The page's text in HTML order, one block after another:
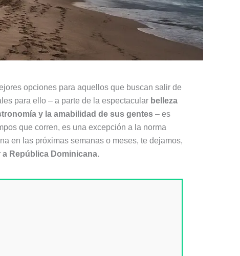
opciones para aquellos que buscan salir de
para ello – a parte de la espectacular belleza
y la amabilidad de sus gentes – es
que corren, es una excepción a la norma
en las próximas semanas o meses, te dejamos,
República Dominicana.